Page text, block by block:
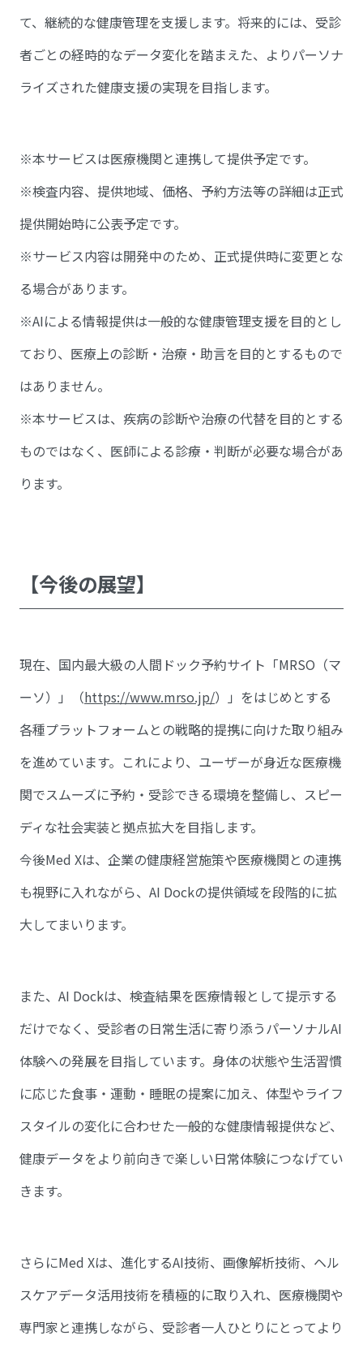
て、継続的な健康管理を支援します。将来的には、受診
者ごとの経時的なデータ変化を踏まえた、よりパーソナ
ライズされた健康支援の実現を目指します。
※本サービスは医療機関と連携して提供予定です。
※検査内容、提供地域、価格、予約方法等の詳細は正式
提供開始時に公表予定です。
※サービス内容は開発中のため、正式提供時に変更とな
る場合があります。
※AIによる情報提供は一般的な健康管理支援を目的とし
ており、医療上の診断・治療・助言を目的とするもので
はありません。
※本サービスは、疾病の診断や治療の代替を目的とする
ものではなく、医師による診療・判断が必要な場合があ
ります。
【今後の展望】
現在、国内最大級の人間ドック予約サイト「MRSO（マ
ーソ）」（https://www.mrso.jp/）」をはじめとする
各種プラットフォームとの戦略的提携に向けた取り組み
を進めています。これにより、ユーザーが身近な医療機
関でスムーズに予約・受診できる環境を整備し、スピー
ディな社会実装と拠点拡大を目指します。
今後Med Xは、企業の健康経営施策や医療機関との連携
も視野に入れながら、AI Dockの提供領域を段階的に拡
大してまいります。
また、AI Dockは、検査結果を医療情報として提示する
だけでなく、受診者の日常生活に寄り添うパーソナルAI
体験への発展を目指しています。身体の状態や生活習慣
に応じた食事・運動・睡眠の提案に加え、体型やライフ
スタイルの変化に合わせた一般的な健康情報提供など、
健康データをより前向きで楽しい日常体験につなげてい
きます。
さらにMed Xは、進化するAI技術、画像解析技術、ヘル
スケアデータ活用技術を積極的に取り入れ、医療機関や
専門家と連携しながら、受診者一人ひとりにとってより